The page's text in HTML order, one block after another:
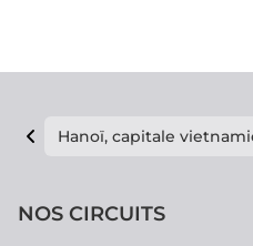
Hanoï, capitale
NOS CIRCUITS